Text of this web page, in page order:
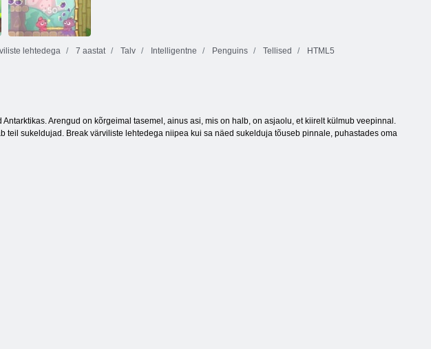
Pingvi
lehtedega 7 aastat Talv Intelligentne Penguins Tellised HTML5
Arengud on kõrgeimal tasemel, ainus asi, mis on halb, on asjaolu, et kiirelt külmub veepinnal.
teil sukeldujad. Break värviliste lehtedega niipea kui sa näed sukelduja tõuseb pinnale, puhastades oma